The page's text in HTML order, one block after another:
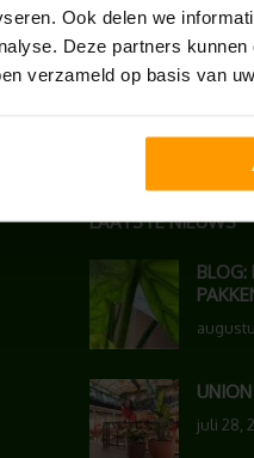
Ook delen we
Deze partners
verzameld op basis van
LAATSTE NIEUWS
juli 28,